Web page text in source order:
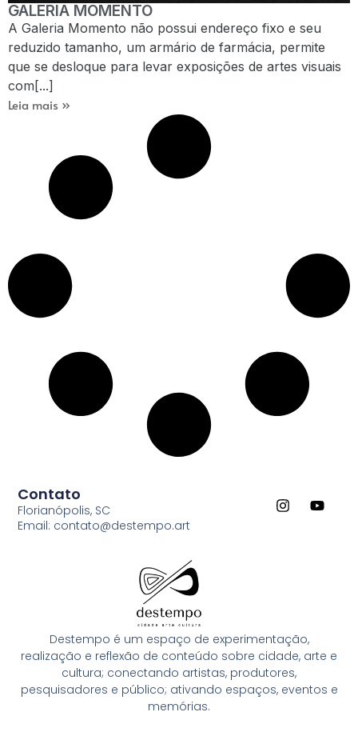
GALERIA MOMENTO
A Galeria Momento não possui endereço fixo e seu
reduzido tamanho, um armário de farmácia, permite
que se desloque para levar exposições de artes visuais
com[...]
Leia mais »
Destempo é um espaço de experimentação,
realização e reflexão de conteúdo sobre cidade, arte e
cultura; conectando artistas, produtores,
pesquisadores e público; ativando espaços, eventos e
memórias.
Contato
Florianópolis, SC
Email: contato@destempo.art